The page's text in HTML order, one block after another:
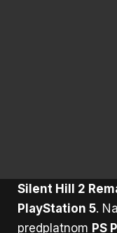
Silent Hill 2
PlayStation 5.
predplatnom PS